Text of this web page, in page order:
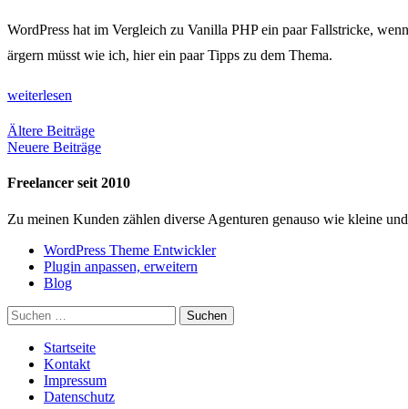
WordPress hat im Vergleich zu Vanilla PHP ein paar Fallstricke,
ärgern müsst wie ich, hier ein paar Tipps zu dem Thema.
weiterlesen
Beiträge-
Navigation
Ältere Beiträge
Neuere Beiträge
Freelancer seit 2010
Zu meinen Kunden zählen diverse Agenturen genauso wie kleine
WordPress Theme Entwickler
Plugin anpassen, erweitern
Blog
Suchen
nach:
Startseite
Kontakt
Impressum
Datenschutz